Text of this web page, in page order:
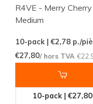
R4VE - Merry Cherry
Medium
10-pack | €2,78 p./
€27,80/ hors TVA
10-pack | €27,80